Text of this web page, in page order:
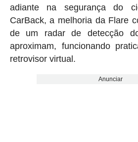
adiante na segurança do
CarBack, a melhoria da Flare
de um radar de detecção
aproximam, funcionando
retrovisor virtual.
Anunciar